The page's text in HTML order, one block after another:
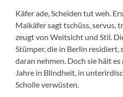
Käfer ade, Scheiden tut weh.
Maikäfer sagt tschüss, servus,
zeugt von Weitsicht und Stil.
Stümper, die in Berlin residiert,
daran nehmen. Doch sie hält
Jahre in Blindheit, in
Scholle verwüsten.